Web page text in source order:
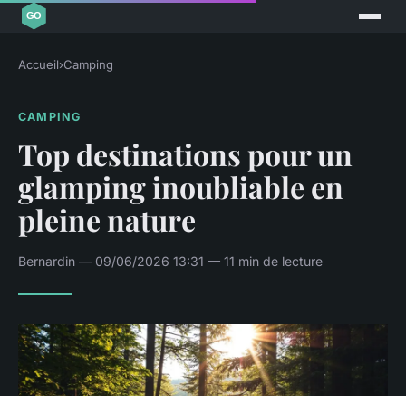
Accueil›Camping
CAMPING
Top destinations pour un
glamping inoubliable en
pleine nature
Bernardin — 09/06/2026 13:31 — 11 min de lecture